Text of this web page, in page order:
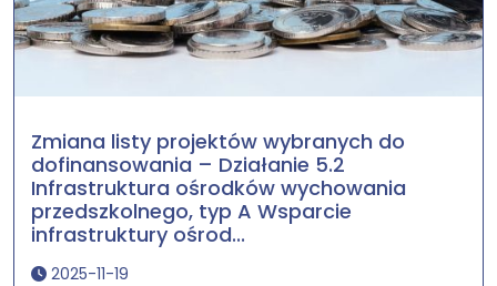
Zmiana listy projektów wybranych do
dofinansowania – Działanie 5.2
Infrastruktura ośrodków wychowania
przedszkolnego, typ A Wsparcie
infrastruktury ośrod...
2025-11-19